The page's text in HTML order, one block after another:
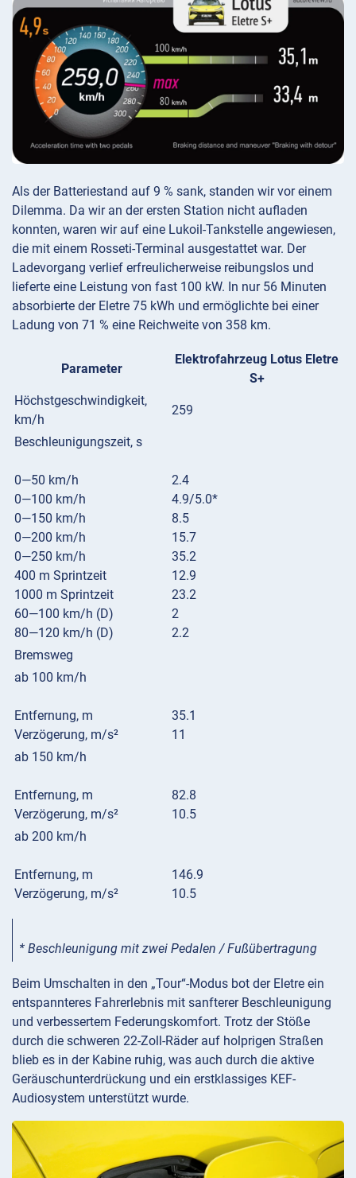
Als der Batteriestand auf 9 % sank, standen wir vor einem
Dilemma. Da wir an der ersten Station nicht aufladen
konnten, waren wir auf eine Lukoil-Tankstelle angewiesen,
die mit einem Rosseti-Terminal ausgestattet war. Der
Ladevorgang verlief erfreulicherweise reibungslos und
lieferte eine Leistung von fast 100 kW. In nur 56 Minuten
absorbierte der Eletre 75 kWh und ermöglichte bei einer
Ladung von 71 % eine Reichweite von 358 km.
Parameter
Elektrofahrzeug Lotus Eletre
S+
Höchstgeschwindigkeit,
km/h
259
Beschleunigungszeit, s
0—50 km/h
0—100 km/h
0—150 km/h
0—200 km/h
0—250 km/h
400 m Sprintzeit
1000 m Sprintzeit
60—100 km/h (D)
80—120 km/h (D)
2.4
4.9/5.0*
8.5
15.7
35.2
12.9
23.2
2
2.2
Bremsweg
ab 100 km/h
Entfernung, m
Verzögerung, m/s²
35.1
11
ab 150 km/h
Entfernung, m
Verzögerung, m/s²
82.8
10.5
ab 200 km/h
Entfernung, m
Verzögerung, m/s²
146.9
10.5
* Beschleunigung mit zwei Pedalen / Fußübertragung
Beim Umschalten in den „Tour“-Modus bot der Eletre ein
entspannteres Fahrerlebnis mit sanfterer Beschleunigung
und verbessertem Federungskomfort. Trotz der Stöße
durch die schweren 22-Zoll-Räder auf holprigen Straßen
blieb es in der Kabine ruhig, was auch durch die aktive
Geräuschunterdrückung und ein erstklassiges KEF-
Audiosystem unterstützt wurde.